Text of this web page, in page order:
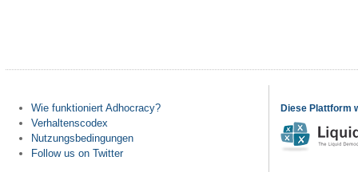
Wie funktioniert Adhocracy?
Verhaltenscodex
Nutzungsbedingungen
Follow us on Twitter
Diese Plattform